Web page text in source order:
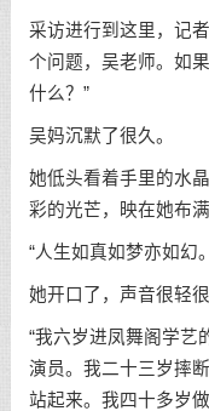
采访进行到这里，记
个问题，吴老师。如
什么？”
吴妈沉默了很久。
她低头看着手里的水
彩的光芒，映在她布
“人生如真如梦亦如幻
她开口了，声音很轻很
“我六岁进凤舞阁学艺
演员。我二十三岁摔
站起来。我四十多岁